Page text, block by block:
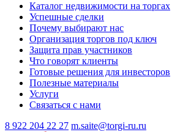
Каталог недвижимости на торгах
Успешные сделки
Почему выбирают нас
Организация торгов под ключ
Защита прав участников
Что говорят клиенты
Готовые решения для инвесторов
Полезные материалы
Услуги
Связаться с нами
8 922 204 22 27 m.saite@torgi-ru.ru